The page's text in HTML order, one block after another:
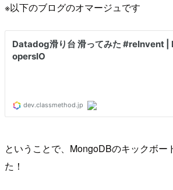
※以下のブログのオマージュです
ということで、MongoDBのキックボー
た！